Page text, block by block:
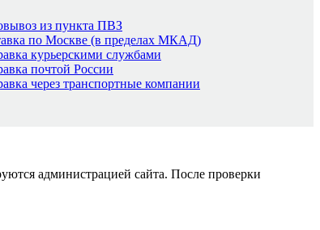
из пункта ПВЗ
по Москве (в пределах МКАД)
курьерскими службами
почтой России
через транспортные компании
администрацией сайта. После проверки